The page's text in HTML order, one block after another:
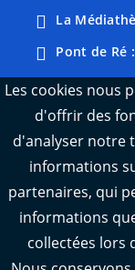
La
Pont de Ré
Webcams :
Webcams :
Manger 17
Maritime
Les cookies nous
d'offrir des
d'analyser notre
informations
partenaires, qui
informations
collectées lors